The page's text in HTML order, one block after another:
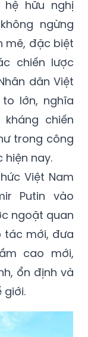
hữu nghị
ngừng
mẽ, đặc biệt
chiến lược
dân Việt
lớn, nghĩa
chiến
trong công
hiện nay.
Việt Nam
Putin vào
ngoặt quan
tác mới, đưa
cao mới,
ổn định và
giới.